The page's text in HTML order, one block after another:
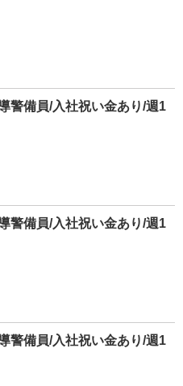
警備員/入社祝い金あり/週1
警備員/入社祝い金あり/週1
警備員/入社祝い金あり/週1